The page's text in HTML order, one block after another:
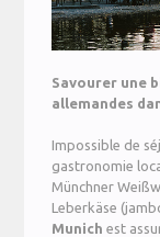
Savourer une
allemandes
Impossible de
gastronomie
Münchner
Leberkäse
Munich est